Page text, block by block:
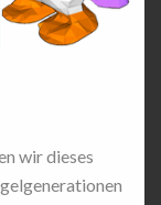
wir dieses